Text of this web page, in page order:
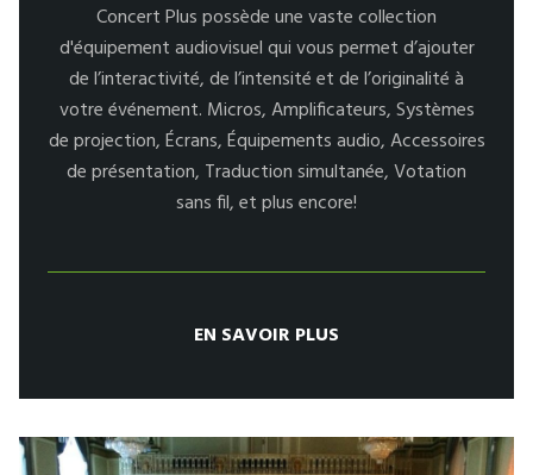
Concert Plus possède une vaste collection
d'équipement audiovisuel qui vous permet d’ajouter
de l’interactivité, de l’intensité et de l’originalité à
votre événement. Micros, Amplificateurs, Systèmes
de projection, Écrans, Équipements audio, Accessoires
de présentation, Traduction simultanée, Votation
sans fil, et plus encore!
EN SAVOIR PLUS